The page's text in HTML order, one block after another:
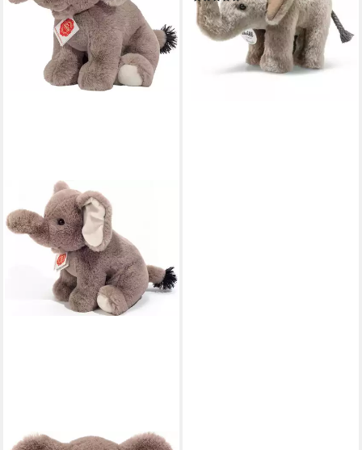
ab 35,99 €
lieferbar - in 2-3 Werktagen bei dir